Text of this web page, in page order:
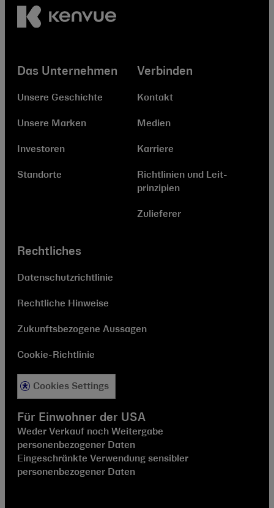
Das Unternehmen
Unsere Geschichte
Unsere Marken
Investoren
Standorte
Verbinden
Kontakt
Medien
Karriere
Richtlinien und Leit­
prinzipien
Zulieferer
Rechtliches
Datenschutzrichtlinie
Rechtliche Hinweise
Zukunftsbezogene Aussagen
Cookie-Richtlinie
Cookies Settings
Für Einwohner der USA
Weder Verkauf noch Weitergabe
personenbezogener Daten
Eingeschränkte Verwendung sensibler
personenbezogener Daten